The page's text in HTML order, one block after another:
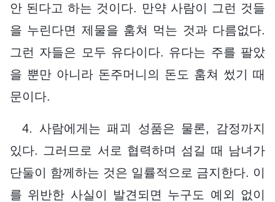
안 된다고 하는 것이다. 만약 사람이 그런 것들
을 누린다면 제물을 훔쳐 먹는 것과 다름없다.
그런 자들은 모두 유다이다. 유다는 주를 팔았
을 뿐만 아니라 돈주머니의 돈도 훔쳐 썼기 때
문이다.
4. 사람에게는 패괴 성품은 물론, 감정까지
있다. 그러므로 서로 협력하며 섬길 때 남녀가
단둘이 함께하는 것은 일률적으로 금지한다. 이
를 위반한 사실이 발견되면 누구도 예외 없이